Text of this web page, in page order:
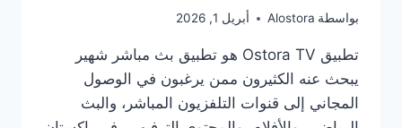
بواسطة Alostora أبريل 1, 2026
تطبيق Ostora TV هو تطبيق بث مباشر شهير
يبحث عنه الكثيرون ممن يرغبون في الوصول
المجاني إلى قنوات التلفزيون المباشر، والبث